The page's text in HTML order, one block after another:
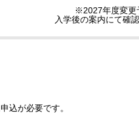
※2027年度変更
入学後の案内にて確
込が必要です。